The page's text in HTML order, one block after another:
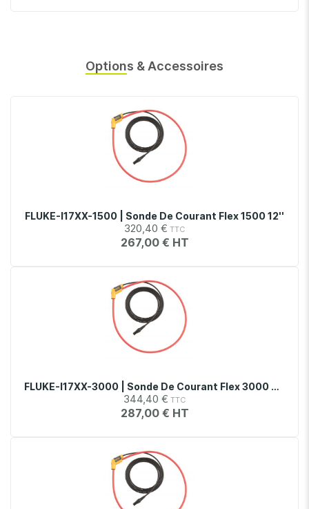
Options & Accessoires
FLUKE-I17XX-1500 | Sonde De Courant Flex 1500 12''
320,40 €
267,00 €
FLUKE-I17XX-3000 | Sonde De Courant Flex 3000 24''
344,40 €
287,00 €